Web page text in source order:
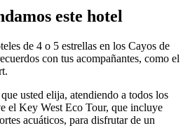
este hotel
de 4 o 5 estrellas en los Cayos de
con tus acompañantes, como el
usted elija, atendiendo a todos los
el Key West Eco Tour, que incluye
acuáticos, para disfrutar de un